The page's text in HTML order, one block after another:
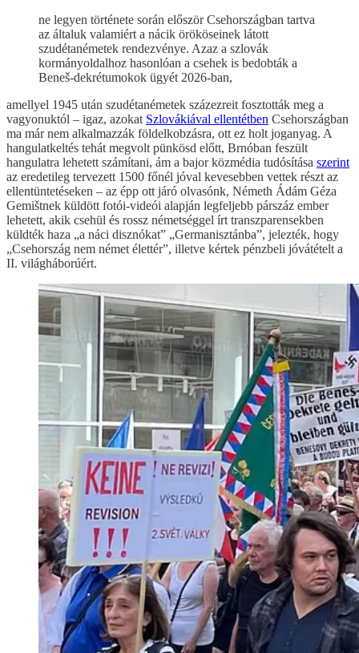
ne legyen története során először Csehországban tartva
az általuk valamiért a nácik örököseinek látott
szudétanémetek rendezvénye. Azaz a szlovák
kormányoldalhoz hasonlóan a csehek is bedobták a
Beneš-dekrétumokok ügyét 2026-ban,
amellyel 1945 után szudétanémetek százezreit fosztották meg a
vagyonuktól – igaz, azokat Szlovákiával ellentétben Csehországban
ma már nem alkalmazzák földelkobzásra, ott ez holt joganyag. A
hangulatkeltés tehát megvolt pünkösd előtt, Brnóban feszült
hangulatra lehetett számítani, ám a bajor közmédia tudósítása szerint
az eredetileg tervezett 1500 főnél jóval kevesebben vettek részt az
ellentüntetéseken – az épp ott járó olvasónk, Németh Ádám Géza
Gemištnek küldött fotói-videói alapján legfeljebb párszáz ember
lehetett, akik csehül és rossz németséggel írt transzparensekben
küldték haza „a náci disznókat” „Germanisztánba”, jelezték, hogy
„Csehország nem német élettér”, illetve kértek pénzbeli jóvátételt a
II. világháborúért.